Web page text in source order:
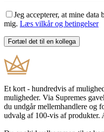
Jeg accepterer, at mine
mig. Læs vilkår og betingelser
Et kort - hundredvis af
muligheder. Via Supremes
du undgår mellemhandlere og
udvalg af 100-vis af produkter.